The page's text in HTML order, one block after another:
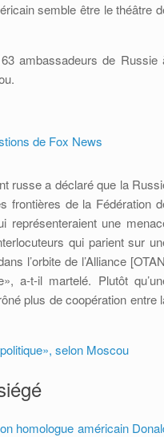
semble être le théâtre
ambassadeurs de Russie
de Fox News
russe a déclaré que la
frontières de la Fédération
représenteraient une
qui parient sur
l’orbite de l’Alliance
a-t-il martelé. Plutôt
plus de coopération entre
selon Moscou
homologue américain